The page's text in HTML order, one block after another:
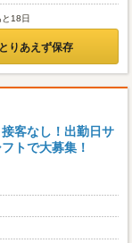
18日
とりあえず保存
接客なし！出勤日サ
トで大募集！